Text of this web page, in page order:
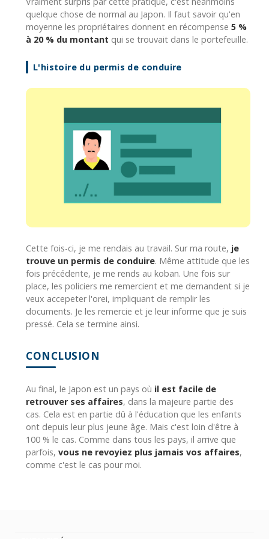
quelque chose de normal au Japon. Il faut savoir qu'en
moyenne les propriétaires donnent en récompense 5 %
à 20 % du montant qui se trouvait dans le portefeuille.
L'histoire du permis de conduire
Cette fois-ci, je me rendais au travail. Sur ma route, je
trouve un permis de conduire. Même attitude que les
fois précédente, je me rends au koban. Une fois sur
place, les policiers me remercient et me demandent si je
veux accepeter l'orei, impliquant de remplir les
documents. Je les remercie et je leur informe que je suis
pressé. Cela se termine ainsi.
CONCLUSION
Au final, le Japon est un pays où il est facile de
retrouver ses affaires, dans la majeure partie des
cas. Cela est en partie dû à l'éducation que les enfants
ont depuis leur plus jeune âge. Mais c'est loin d'être à
100 % le cas. Comme dans tous les pays, il arrive que
parfois, vous ne revoyiez plus jamais vos affaires,
comme c'est le cas pour moi.